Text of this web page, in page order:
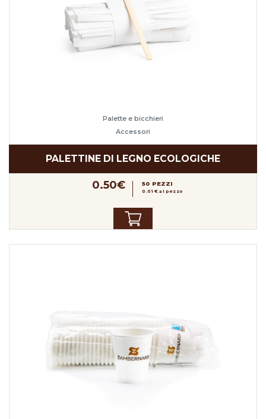
Palette e bicchieri
Accessori
PALETTINE DI LEGNO ECOLOGICHE
0.50€ 50 PEZZI
0.01 € al pezzo